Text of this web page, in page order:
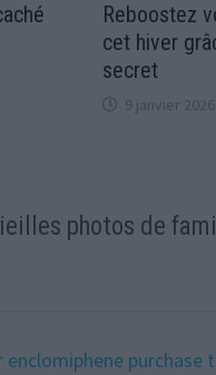
Reboostez
cet hiver
secret
9 janvier 2026
photos de
purchase